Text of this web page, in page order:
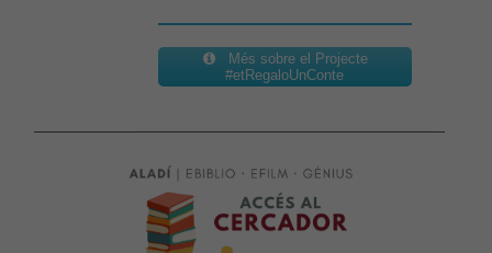
Més sobre el Projecte
#etRegaloUnConte
Per tal que el
nostre lloc
possible
vostra visita.
Si rebutges
aquestes
cookies,